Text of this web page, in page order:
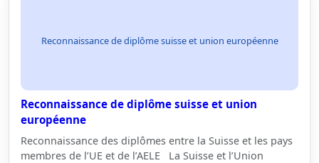
Reconnaissance de diplôme suisse et union européenne
Reconnaissance de diplôme suisse et union
européenne
Reconnaissance des diplômes entre la Suisse et les pays
membres de l’UE et de l’AELE La Suisse et l’Union